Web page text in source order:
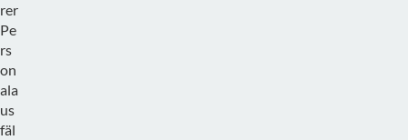
rer
Pe
rs
on
ala
us
fäl